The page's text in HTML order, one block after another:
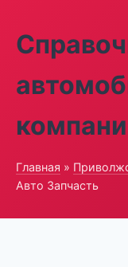
Главная »
Авто Запчасть